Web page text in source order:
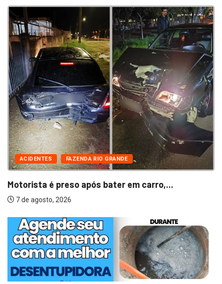
ACIDENTES FAZENDA RIO GRANDE
Motorista é preso após bater em carro,...
7 de agosto, 2026